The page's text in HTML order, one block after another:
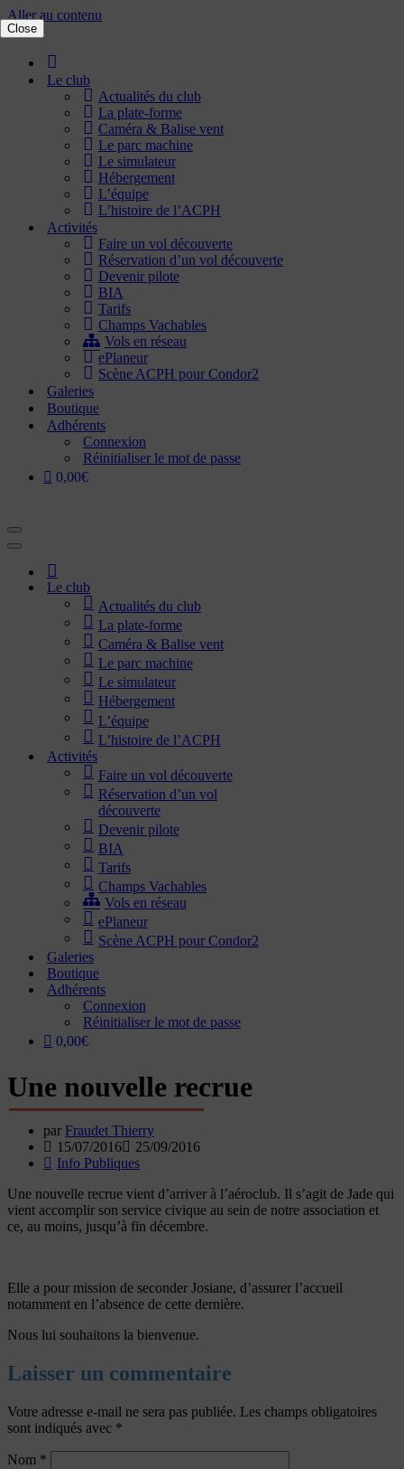
Aller au contenu
Le club
Actualités du club
La plate-forme
Caméra & Balise vent
Le parc machine
Le simulateur
Hébergement
L’équipe
L’histoire de l’ACPH
Activités
Faire un vol découverte
Réservation d’un vol découverte
Devenir pilote
BIA
Tarifs
Champs Vachables
Vols en réseau
ePlaneur
Scène ACPH pour Condor2
Galeries
Boutique
Adhérents
Connexion
Réinitialiser le mot de passe
0,00€
Menu
de
navigation
Menu
navigationAccueil
Le club
Actualités du club
La plate-forme
Caméra & Balise vent
Le parc machine
Le simulateur
Hébergement
L’équipe
L’histoire de l’ACPH
Activités
Faire un vol découverte
Réservation d’un vol
découverte
Devenir pilote
BIA
Tarifs
Champs Vachables
Vols en réseau
ePlaneur
Scène ACPH pour Condor2
Galeries
Boutique
Adhérents
Connexion
Réinitialiser le mot de passe
0,00€
Une nouvelle recrue
par Fraudet Thierry
15/07/2016
25/09/2016
Info Publiques
Une nouvelle recrue vient d’arriver à l’aéroclub. Il s’agit de Jade qui
vient accomplir son service civique au sein de notre association et
ce, au moins, jusqu’à fin décembre.
Elle a pour mission de seconder Josiane, d’assurer l’accueil
notamment en l’absence de cette dernière.
Nous lui souhaitons la bienvenue.
Laisser un commentaire
Votre adresse e-mail ne sera pas publiée. Les champs obligatoires
sont indiqués avec *
Nom *
Close